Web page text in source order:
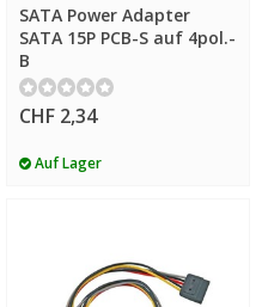
SATA Power Adapter
SATA 15P PCB-S auf 4pol.-
B
CHF 2,34
Auf Lager